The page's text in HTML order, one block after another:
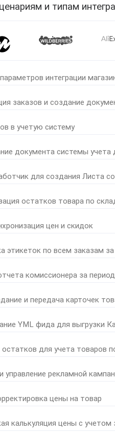
и типам
интеграции
заказов и создание
в учетую систему
документа системы учета
для создания Листа
остатков товара по
цен и скидок
этикеток по всем заказам
комиссионера за период
и передача карточек
YML фида для выгрузки
для учета товаров
управление рекламной
цены на товар
калькуляция цены с учетом